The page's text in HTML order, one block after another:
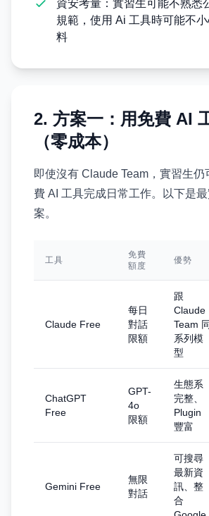
資安考量：實習生可能不熟悉
規範，使用 Ai 工具時可能不
料
2. 方案一：用免費 AI
（零成本）
即使沒有 Claude Team，實習生仍
費 AI 工具完成日常工作。以下是
案。
工具
免費
額度
優勢
Claude Free
每日
對話
限額
跟
Claude
Team 同
系列模
型
ChatGPT
Free
GPT-
4o
限額
生態系
完整、
Plugin
豐富
Gemini Free
無限
對話
可搜尋
最新資
訊、整
合